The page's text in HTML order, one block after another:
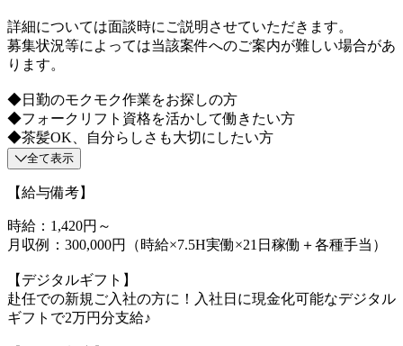
詳細については面談時にご説明させていただきます。
募集状況等によっては当該案件へのご案内が難しい場合があ
ります。
◆日勤のモクモク作業をお探しの方
◆フォークリフト資格を活かして働きたい方
◆茶髪OK、自分らしさも大切にしたい方
全て表示
【給与備考】
時給：1,420円～
月収例：300,000円（時給×7.5H実働×21日稼働＋各種手当）
【デジタルギフト】
赴任での新規ご入社の方に！入社日に現金化可能なデジタル
ギフトで2万円分支給♪